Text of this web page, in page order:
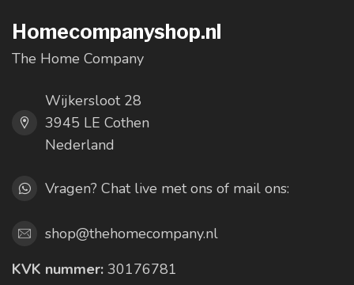
Homecompanyshop.nl
The Home Company
Wijkersloot 28
3945 LE Cothen
Nederland
Vragen? Chat live met ons of mail ons:
shop@thehomecompany.nl
KVK nummer: 30176781